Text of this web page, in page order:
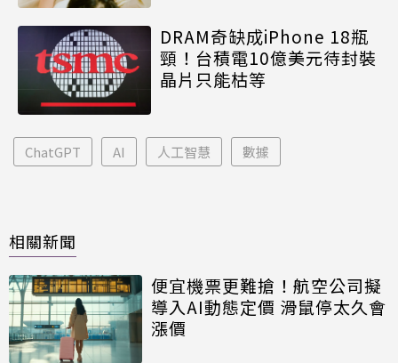
DRAM奇缺成iPhone 18瓶
頸！台積電10億美元待封裝
晶片只能枯等
ChatGPT AI 人工智慧 數據
相關新聞
便宜機票更難搶！航空公司擬
導入AI動態定價 滑鼠停太久會
漲價